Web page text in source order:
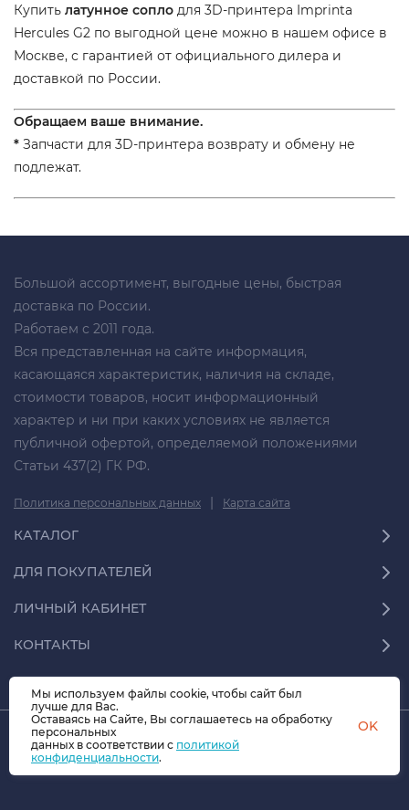
Купить латунное сопло для 3D-принтера Imprinta
Hercules G2 по выгодной цене можно в нашем офисе в
Москве, с гарантией от официального дилера и
доставкой по России.
Обращаем ваше внимание.
* Запчасти для 3D-принтера возврату и обмену не
подлежат.
Большой ассортимент, выгодные цены, быстрая
доставка по России.
Работаем с 2011 года.
Вся представленная на сайте информация,
касающаяся характеристик, наличия на складе,
стоимости товаров, носит информационный
характер и ни при каких условиях не является
публичной офертой, определяемой положениями
Статьи 437(2) ГК РФ.
Политика персональных данных | Карта сайта
КАТАЛОГ
ДЛЯ ПОКУПАТЕЛЕЙ
ЛИЧНЫЙ КАБИНЕТ
КОНТАКТЫ
© 2026 СФЕРА-70.07 Все права защищены
Мы используем файлы cookie, чтобы сайт был
лучше для Вас.
Оставаясь на Сайте, Вы соглашаетесь на обработку
персональных
данных в соответствии с политикой
конфиденциальности.
OK